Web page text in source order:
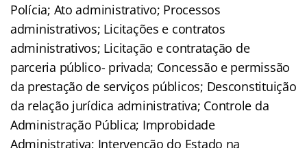
Polícia; Ato administrativo; Processos
administrativos; Licitações e contratos
administrativos; Licitação e contratação de
parceria público- privada; Concessão e permissão
da prestação de serviços públicos; Desconstituição
da relação jurídica administrativa; Controle da
Administração Pública; Improbidade
Administrativa; Intervenção do Estado na